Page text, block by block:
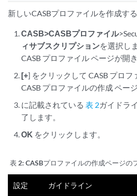
新しいCASBプロファイルを作成す
CASB>CASBプロファイル
ィサブスクリプションを選択し
CASB プロファイル ページが開き
[+] をクリックして CASB プロフ
CASB プロファイルの作成 ペー
に記載されている表 2ガイドラ
了します。
OK をクリックします。
表 2: CASBプロファイルの作成ページの
設定 ガイドライン